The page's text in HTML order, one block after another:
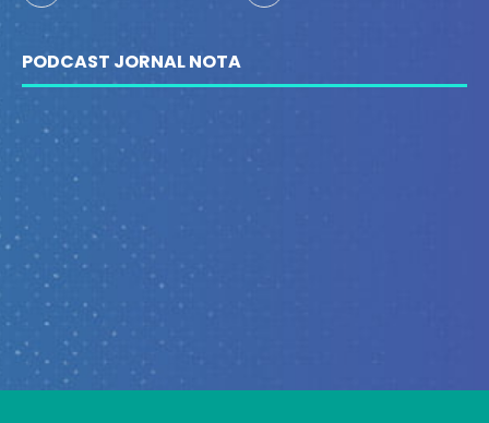
PODCAST JORNAL NOTA